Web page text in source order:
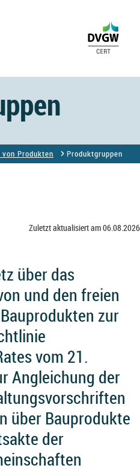
Produkten Produktgruppen
Zuletzt aktualisiert am 06.08.2026
über das
und den freien
zur
vom 21.
Angleichung der
über Bauprodukte
der